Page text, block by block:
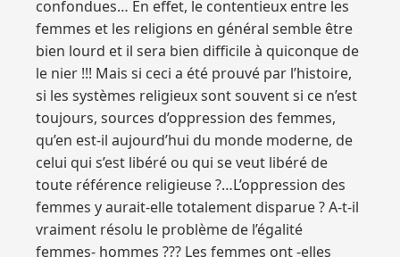
confondues… En effet, le contentieux entre les
femmes et les religions en général semble être
bien lourd et il sera bien difficile à quiconque de
le nier !!! Mais si ceci a été prouvé par l’histoire,
si les systèmes religieux sont souvent si ce n’est
toujours, sources d’oppression des femmes,
qu’en est-il aujourd’hui du monde moderne, de
celui qui s’est libéré ou qui se veut libéré de
toute référence religieuse ?…L’oppression des
femmes y aurait-elle totalement disparue ? A-t-il
vraiment résolu le problème de l’égalité
femmes- hommes ??? Les femmes ont -elles